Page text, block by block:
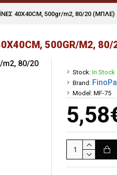
40Χ40CM, 500gr/m2, 80/20 (ΜΠΛΕ)
500GR/M2,
Stock: In Stock
Brand:
Model: MF-75